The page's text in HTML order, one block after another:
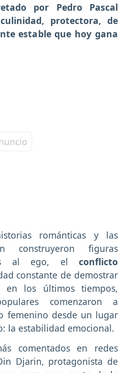
por Pedro Pascal
protectora, de
estable que hoy gana
románticas y las
construyeron figuras
al ego, el conflicto
constante de demostrar
en los últimos tiempos,
comenzaron a
femenino desde un lugar
la estabilidad emocional.
comentados en redes
Djarin, protagonista de